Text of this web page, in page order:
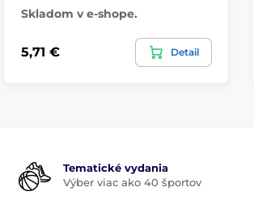
Skladom v e-shope.
5,71 € Detail
Tematické vydania
Výber viac ako 40 športov